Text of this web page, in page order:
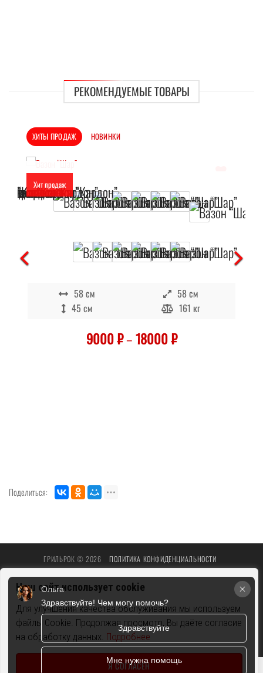
Наш сайт использует cookie
Для улучшения качества обслуживания мы используем
файлы Cookie. Продолжая просмотр, Вы даёте согласие
на обработку данных. Подробнее
Я СОГЛАСЕН
РЕКОМЕНДУЕМЫЕ ТОВАРЫ
ХИТЫ ПРОДАЖ НОВИНКИ
Хит продаж
Отложить
В наличии
58 см
58 см
45 см
161 кг
9000₽–18000₽
Поделиться:
ГРИЛЬРОК © 2026
ПОЛИТИКА КОНФИДЕНЦИАЛЬНОСТИ
Ольга
Здравствуйте! Чем могу помочь?
Здравствуйте
Мне нужна помощь